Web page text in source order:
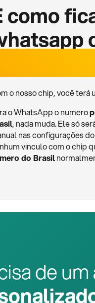
como
o nosso chip, você terá
o WhatsApp o numero
, nada muda. Ele só
nas configurações
vinculo com o chip
do Brasil
de um